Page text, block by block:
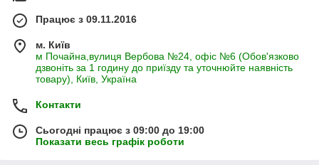
Працює з 09.11.2016
м. Київ
м Почайна,вулиця Вербова №24, офіс №6 (Обов'язково
дзвоніть за 1 годину до приїзду та уточнюйте наявність
товару), Київ, Україна
Контакти
Сьогодні працює з 09:00 до 19:00
Показати весь графік роботи